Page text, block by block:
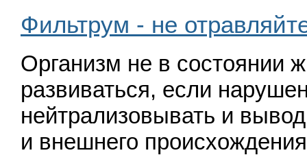
Фильтрум - не
Организм не в состоянии
развиваться, если
нейтрализовывать и
и внешнего